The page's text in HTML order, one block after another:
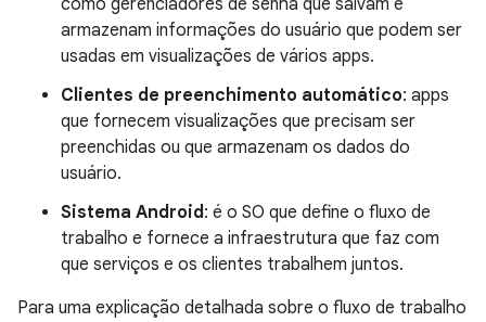
como gerenciadores de senha que salvam e
armazenam informações do usuário que podem ser
usadas em visualizações de vários apps.
Clientes de preenchimento automático: apps
que fornecem visualizações que precisam ser
preenchidas ou que armazenam os dados do
usuário.
Sistema Android: é o SO que define o fluxo de
trabalho e fornece a infraestrutura que faz com
que serviços e os clientes trabalhem juntos.
Para uma explicação detalhada sobre o fluxo de trabalho